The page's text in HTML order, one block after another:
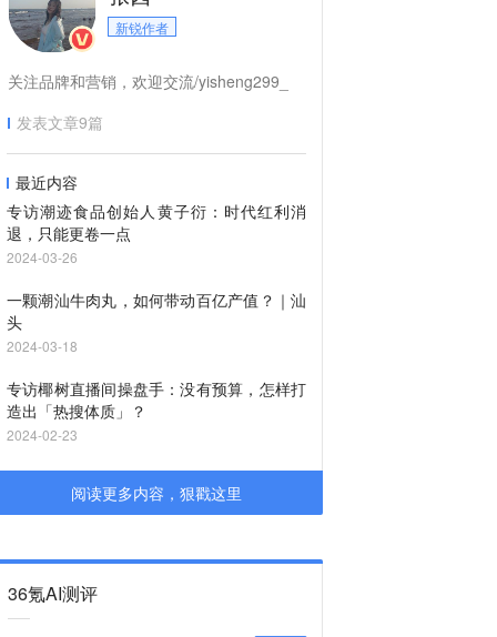
新锐作者
关注品牌和营销，欢迎交流/yisheng299_
发表文章9篇
最近内容
专访潮迹食品创始人黄子衍：时代红利消
退，只能更卷一点
2024-03-26
一颗潮汕牛肉丸，如何带动百亿产值？｜汕
头
2024-03-18
专访椰树直播间操盘手：没有预算，怎样打
造出「热搜体质」？
2024-02-23
阅读更多内容，狠戳这里
36氪AI测评